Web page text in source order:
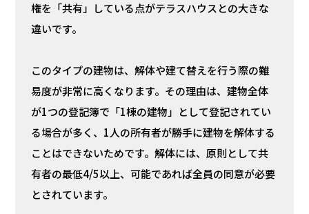
権を「共有」している点がテラスハウスとの大きな
違いです。
このタイプの建物は、解体や建て替えを行う際の難
易度が非常に高くなります。その理由は、建物全体
が1つの登記簿で「1棟の建物」として登記されてい
る場合が多く、1人の所有者が勝手に建物を解体する
ことはできないためです。解体には、原則として共
有者の最低4/5以上、可能であれば全員の同意が必要
とされています。